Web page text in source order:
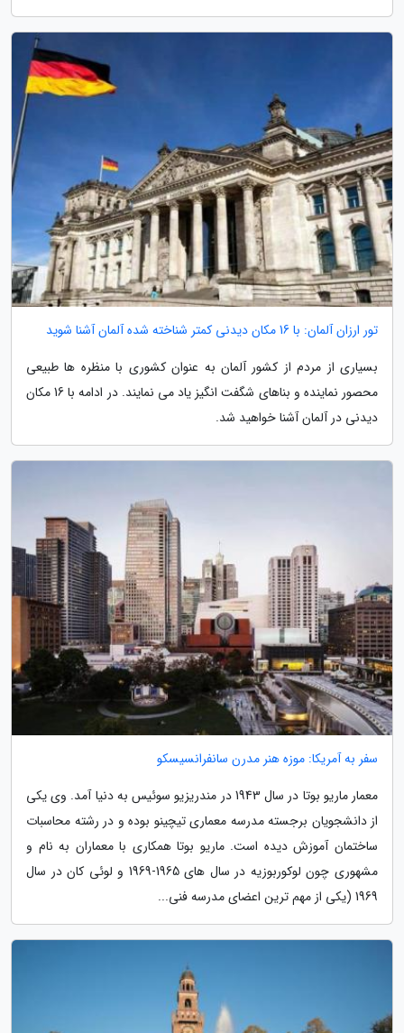
تور ارزان آلمان: با 16 مکان دیدنی کمتر شناخته شده آلمان آشنا شوید
بسیاری از مردم از کشور آلمان به عنوان کشوری با منظره ها طبیعی
محصور نماینده و بناهای شگفت انگیز یاد می نمایند. در ادامه با 16 مکان
دیدنی در آلمان آشنا خواهید شد.
سفر به آمریکا: موزه هنر مدرن سانفرانسیسکو
معمار ماریو بوتا در سال 1943 در مندریزیو سوئیس به دنیا آمد. وی یکی
از دانشجویان برجسته مدرسه معماری تیچینو بوده و در رشته محاسبات
ساختمان آموزش دیده است. ماریو بوتا همکاری با معماران به نام و
مشهوری چون لوکوربوزیه در سال های 1965-1969 و لوئی کان در سال
1969 (یکی از مهم ترین اعضای مدرسه فنی...